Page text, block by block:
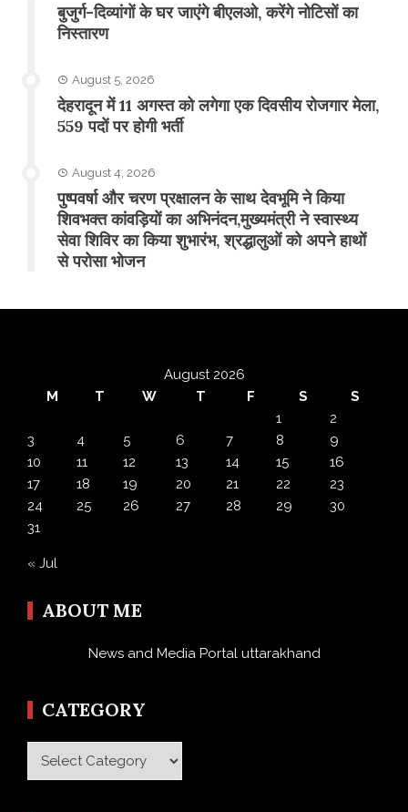
बुजुर्ग-दिव्यांगों के घर जाएंगे बीएलओ, करेंगे नोटिसों का
निस्तारण
August 5, 2026
​देहरादून में 11 अगस्त को लगेगा एक दिवसीय रोजगार मेला,
559 पदों पर होगी भर्ती
August 4, 2026
पुष्पवर्षा और चरण प्रक्षालन के साथ देवभूमि ने किया
शिवभक्त कांवड़ियों का अभिनंदन,मुख्यमंत्री ने स्वास्थ्य
सेवा शिविर का किया शुभारंभ, श्रद्धालुओं को अपने हाथों
से परोसा भोजन
August 2026
M
T W T F S
S
1
2
3
4 5 6 7 8
9
10
11 12 13 14 15
16
17
18 19 20 21 22
23
24
25 26 27 28 29
30
31
« Jul
ABOUT ME
News and Media Portal uttarakhand
CATEGORY
Category